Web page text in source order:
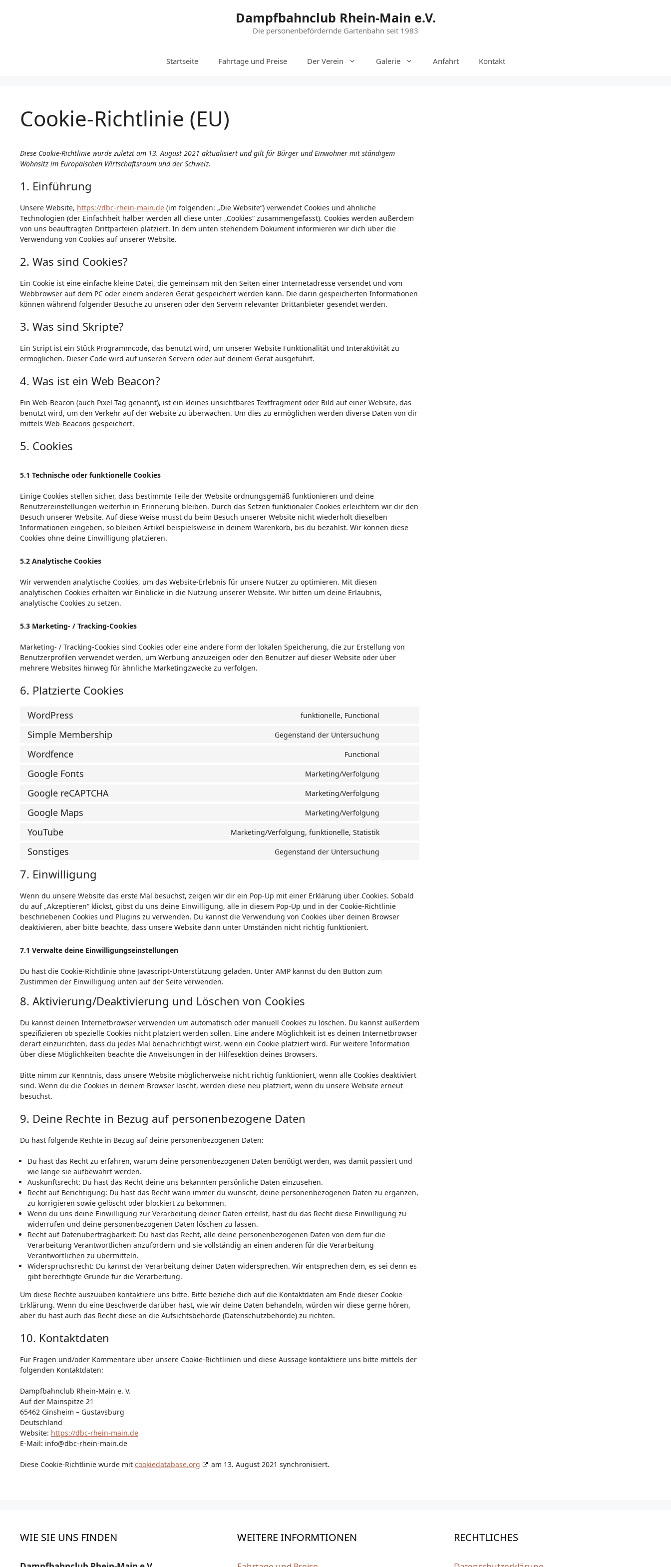
Dampfbahnclub Rhein-Main e.V.
Die personenbefördernde Gartenbahn seit 1983
Startseite Fahrtage und Preise Der Verein Galerie Anfahrt Kontakt
Cookie-Richtlinie (EU)
Diese Cookie-Richtlinie wurde zuletzt am 13. August 2021 aktualisiert und gilt für Bürger und Einwohner mit ständigem
Wohnsitz im Europäischen Wirtschaftsraum und der Schweiz.
1. Einführung
Unsere Website, https://dbc-rhein-main.de (im folgenden: „Die Website“) verwendet Cookies und ähnliche
Technologien (der Einfachheit halber werden all diese unter „Cookies“ zusammengefasst). Cookies werden außerdem
von uns beauftragten Drittparteien platziert. In dem unten stehendem Dokument informieren wir dich über die
Verwendung von Cookies auf unserer Website.
2. Was sind Cookies?
Ein Cookie ist eine einfache kleine Datei, die gemeinsam mit den Seiten einer Internetadresse versendet und vom
Webbrowser auf dem PC oder einem anderen Gerät gespeichert werden kann. Die darin gespeicherten Informationen
können während folgender Besuche zu unseren oder den Servern relevanter Drittanbieter gesendet werden.
3. Was sind Skripte?
Ein Script ist ein Stück Programmcode, das benutzt wird, um unserer Website Funktionalität und Interaktivität zu
ermöglichen. Dieser Code wird auf unseren Servern oder auf deinem Gerät ausgeführt.
4. Was ist ein Web Beacon?
Ein Web-Beacon (auch Pixel-Tag genannt), ist ein kleines unsichtbares Textfragment oder Bild auf einer Website, das
benutzt wird, um den Verkehr auf der Website zu überwachen. Um dies zu ermöglichen werden diverse Daten von dir
mittels Web-Beacons gespeichert.
5. Cookies
5.1 Technische oder funktionelle Cookies
Einige Cookies stellen sicher, dass bestimmte Teile der Website ordnungsgemäß funktionieren und deine
Benutzereinstellungen weiterhin in Erinnerung bleiben. Durch das Setzen funktionaler Cookies erleichtern wir dir den
Besuch unserer Website. Auf diese Weise musst du beim Besuch unserer Website nicht wiederholt dieselben
Informationen eingeben, so bleiben Artikel beispielsweise in deinem Warenkorb, bis du bezahlst. Wir können diese
Cookies ohne deine Einwilligung platzieren.
5.2 Analytische Cookies
Wir verwenden analytische Cookies, um das Website-Erlebnis für unsere Nutzer zu optimieren. Mit diesen
analytischen Cookies erhalten wir Einblicke in die Nutzung unserer Website. Wir bitten um deine Erlaubnis,
analytische Cookies zu setzen.
5.3 Marketing- / Tracking-Cookies
Marketing- / Tracking-Cookies sind Cookies oder eine andere Form der lokalen Speicherung, die zur Erstellung von
Benutzerprofilen verwendet werden, um Werbung anzuzeigen oder den Benutzer auf dieser Website oder über
mehrere Websites hinweg für ähnliche Marketingzwecke zu verfolgen.
6. Platzierte Cookies
WordPress funktionelle, Functional
Simple Membership Gegenstand der Untersuchung
Wordfence Functional
Google Fonts Marketing/Verfolgung
Google reCAPTCHA Marketing/Verfolgung
Google Maps Marketing/Verfolgung
YouTube Marketing/Verfolgung, funktionelle, Statistik
Sonstiges Gegenstand der Untersuchung
7. Einwilligung
Wenn du unsere Website das erste Mal besuchst, zeigen wir dir ein Pop-Up mit einer Erklärung über Cookies. Sobald
du auf „Akzeptieren“ klickst, gibst du uns deine Einwilligung, alle in diesem Pop-Up und in der Cookie-Richtlinie
beschriebenen Cookies und Plugins zu verwenden. Du kannst die Verwendung von Cookies über deinen Browser
deaktivieren, aber bitte beachte, dass unsere Website dann unter Umständen nicht richtig funktioniert.
7.1 Verwalte deine Einwilligungseinstellungen
Du hast die Cookie-Richtlinie ohne Javascript-Unterstützung geladen. Unter AMP kannst du den Button zum
Zustimmen der Einwilligung unten auf der Seite verwenden.
8. Aktivierung/Deaktivierung und Löschen von Cookies
Du kannst deinen Internetbrowser verwenden um automatisch oder manuell Cookies zu löschen. Du kannst außerdem
spezifizieren ob spezielle Cookies nicht platziert werden sollen. Eine andere Möglichkeit ist es deinen Internetbrowser
derart einzurichten, dass du jedes Mal benachrichtigt wirst, wenn ein Cookie platziert wird. Für weitere Information
über diese Möglichkeiten beachte die Anweisungen in der Hilfesektion deines Browsers.
Bitte nimm zur Kenntnis, dass unsere Website möglicherweise nicht richtig funktioniert, wenn alle Cookies deaktiviert
sind. Wenn du die Cookies in deinem Browser löscht, werden diese neu platziert, wenn du unsere Website erneut
besuchst.
9. Deine Rechte in Bezug auf personenbezogene Daten
Du hast folgende Rechte in Bezug auf deine personenbezogenen Daten:
Du hast das Recht zu erfahren, warum deine personenbezogenen Daten benötigt werden, was damit passiert und
wie lange sie aufbewahrt werden.
Auskunftsrecht: Du hast das Recht deine uns bekannten persönliche Daten einzusehen.
Recht auf Berichtigung: Du hast das Recht wann immer du wünscht, deine personenbezogenen Daten zu ergänzen,
zu korrigieren sowie gelöscht oder blockiert zu bekommen.
Wenn du uns deine Einwilligung zur Verarbeitung deiner Daten erteilst, hast du das Recht diese Einwilligung zu
widerrufen und deine personenbezogenen Daten löschen zu lassen.
Recht auf Datenübertragbarkeit: Du hast das Recht, alle deine personenbezogenen Daten von dem für die
Verarbeitung Verantwortlichen anzufordern und sie vollständig an einen anderen für die Verarbeitung
Verantwortlichen zu übermitteln.
Widerspruchsrecht: Du kannst der Verarbeitung deiner Daten widersprechen. Wir entsprechen dem, es sei denn es
gibt berechtigte Gründe für die Verarbeitung.
Um diese Rechte auszuüben kontaktiere uns bitte. Bitte beziehe dich auf die Kontaktdaten am Ende dieser Cookie-
Erklärung. Wenn du eine Beschwerde darüber hast, wie wir deine Daten behandeln, würden wir diese gerne hören,
aber du hast auch das Recht diese an die Aufsichtsbehörde (Datenschutzbehörde) zu richten.
10. Kontaktdaten
Für Fragen und/oder Kommentare über unsere Cookie-Richtlinien und diese Aussage kontaktiere uns bitte mittels der
folgenden Kontaktdaten:
Dampfbahnclub Rhein-Main e. V.
Auf der Mainspitze 21
65462 Ginsheim – Gustavsburg
Deutschland
Website: https://dbc-rhein-main.de
E-Mail: info@dbc-rhein-main.de
Diese Cookie-Richtlinie wurde mit cookiedatabase.org am 13. August 2021 synchronisiert.
WIE SIE UNS FINDEN WEITERE INFORMTIONEN RECHTLICHES